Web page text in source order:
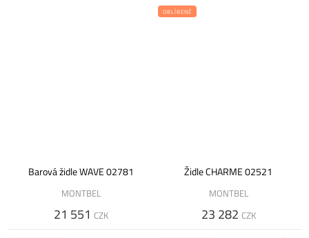
Barová židle WAVE 02781
MONTBEL
21 551 CZK
OBLÍBENÉ
Židle CHARME 02521
MONTBEL
23 282 CZK